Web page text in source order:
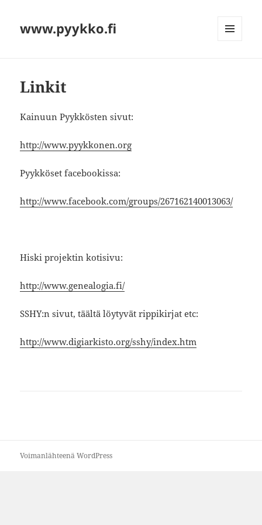
www.pyykko.fi
Linkit
Kainuun Pyykkösten sivut:
http://www.pyykkonen.org
Pyykköset facebookissa:
http://www.facebook.com/groups/267162140013063/
Hiski projektin kotisivu:
http://www.genealogia.fi/
SSHY:n sivut, täältä löytyvät rippikirjat etc:
http://www.digiarkisto.org/sshy/index.htm
Voimanlähteenä WordPress